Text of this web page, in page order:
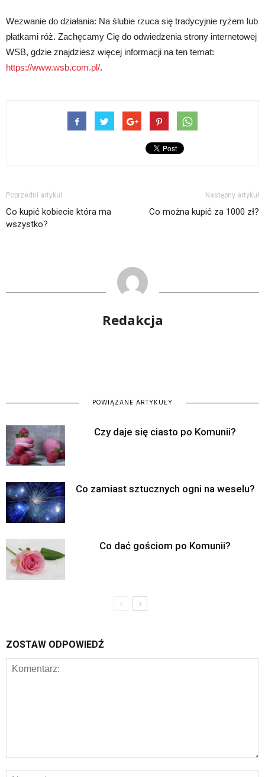
Wezwanie do działania: Na ślubie rzuca się tradycyjnie ryżem lub
płatkami róż. Zachęcamy Cię do odwiedzenia strony internetowej
WSB, gdzie znajdziesz więcej informacji na ten temat:
https://www.wsb.com.pl/.
Poprzedni artykuł
Co kupić kobiecie która ma
wszystko?
Następny artykuł
Co można kupić za 1000 zł?
Redakcja
POWIĄZANE ARTYKUŁY
Czy daje się ciasto po Komunii?
Co zamiast sztucznych ogni na weselu?
Co dać gościom po Komunii?
ZOSTAW ODPOWIEDŹ